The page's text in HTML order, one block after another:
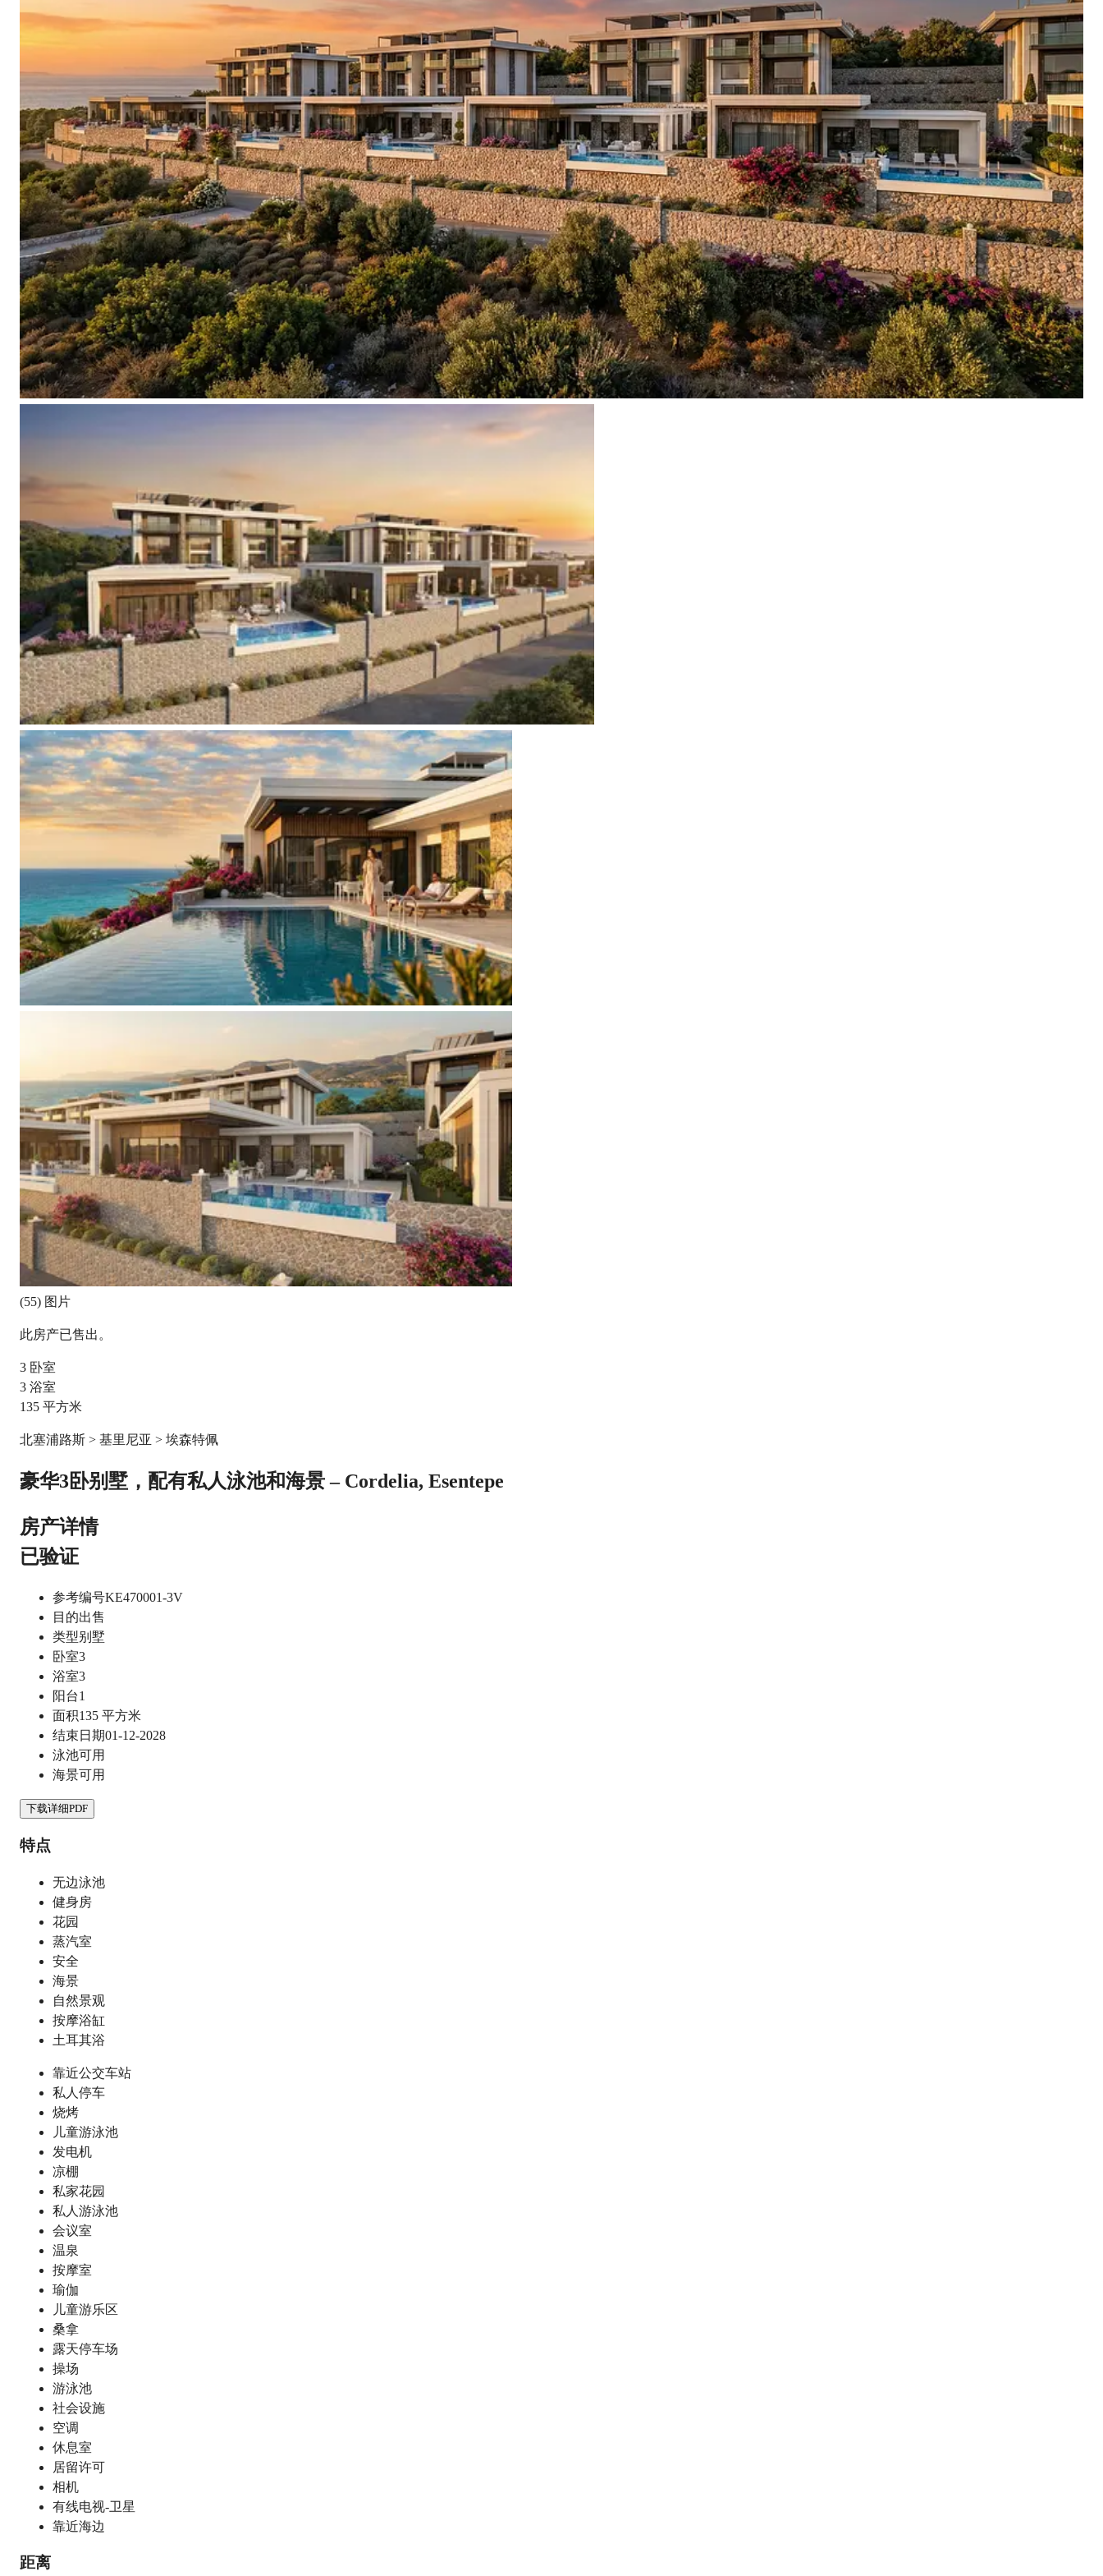
(55) 图片
此房产已售出。
3 卧室
3 浴室
135 平方米
北塞浦路斯 > 基里尼亚 > 埃森特佩
豪华3卧别墅，配有私人泳池和海景 – Cordelia, Esentepe
房产详情
已验证
参考编号KE470001-3V
目的出售
类型别墅
卧室3
浴室3
阳台1
面积135 平方米
结束日期01-12-2028
泳池可用
海景可用
下载详细PDF
特点
无边泳池
健身房
花园
蒸汽室
安全
海景
自然景观
按摩浴缸
土耳其浴
靠近公交车站
私人停车
烧烤
儿童游泳池
发电机
凉棚
私家花园
私人游泳池
会议室
温泉
按摩室
瑜伽
儿童游乐区
桑拿
露天停车场
操场
游泳池
社会设施
空调
休息室
居留许可
相机
有线电视-卫星
靠近海边
距离